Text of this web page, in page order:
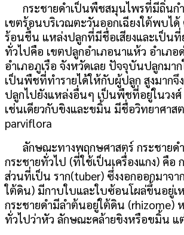
กระชายดำเป็นพืชสมุนไพรที่มีถิ่นกำ
เขตร้อนบริเวณตะวันออกเฉียงใต้พบไ
ร้อนชื้น แหล่งปลูกที่มีชื่อเสียงและเป็น
ทั่วไปคือ เขตปลูกอำเภอนาแห้ว อำเภอ
อำเภอภูเรือ จังหวัดเลย ปัจจุบันปลูกมา
เป็นพืชที่ทำรายได้ให้กับผู้ปลูก สูงมากจึ
ปลูกไปยังแหล่งอื่นๆ เป็นพืชที่อยู่ในวงศ์
เช่นเดียวกับขิงและขมิ้น มีชื่อวิทยาศาส
parviflora
ลักษณะทางพฤกษศาสตร์ กระชายดำ
กระชายทั่วไป (ที่ใช้เป็นเครื่องแกง) คือ
ส่วนที่เป็น ราก(tuber) ซึ่งงอกออกมาจา
ใต้ดิน) มีกาบใบและใบซ้อนโผล่ขึ้นอยู่เ
กระชายดำมีลำต้นอยู่ใต้ดิน (rhizome)
ทั่วไปว่าหัว ลักษณะคล้ายขิงหรือขมิ้น แ